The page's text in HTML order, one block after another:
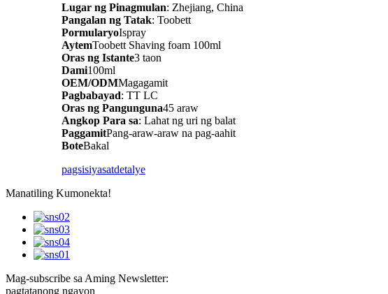
Lugar ng Pinagmulan: Zhejiang, China
Pangalan ng Tatak: Toobett
PormularyoIspray
AytemToobett Shaving foam 100ml
Oras ng Istante3 taon
Dami100ml
OEM/ODMMagagamit
Pagbabayad: TT LC
Oras ng Pangunguna45 araw
Angkop Para sa: Lahat ng uri ng balat
PaggamitPang-araw-araw na pag-aahit
BoteBakal
pagsisiyasatdetalye
Manatiling Kumonekta!
Mag-subscribe sa Aming Newsletter:
pagtatanong ngayon